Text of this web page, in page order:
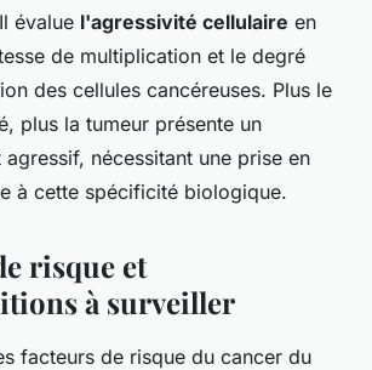
évalue l'agressivité cellulaire en
de multiplication et le degré
des cellules cancéreuses. Plus le
plus la tumeur présente un
nécessitant une prise en
à cette spécificité biologique.
risque et
à surveiller
facteurs de risque du cancer du